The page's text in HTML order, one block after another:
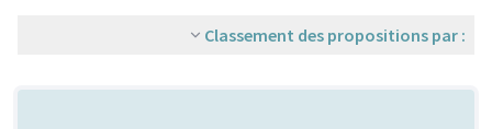
Classement des propositions par :